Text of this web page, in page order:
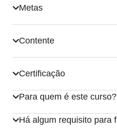
Metas
Contente
Certificação
Para quem é este curso?
Há algum requisito para